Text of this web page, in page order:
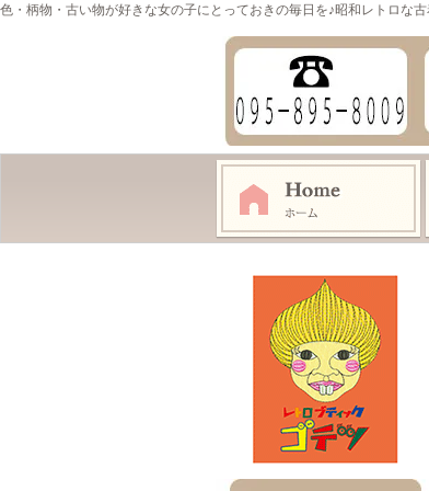
色・柄物・古い物が好きな女の子にとっておきの毎日を♪昭和レトロな